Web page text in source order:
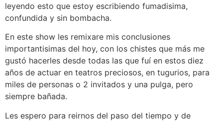
leyendo esto que estoy escribiendo fumadisima,
confundida y sin bombacha.
En este show les remixare mis conclusiones
importantisimas del hoy, con los chistes que más me
gustó hacerles desde todas las que fuí en estos diez
años de actuar en teatros preciosos, en tugurios, para
miles de personas o 2 invitados y una pulga, pero
siempre bañada.
Les espero para reirnos del paso del tiempo y de